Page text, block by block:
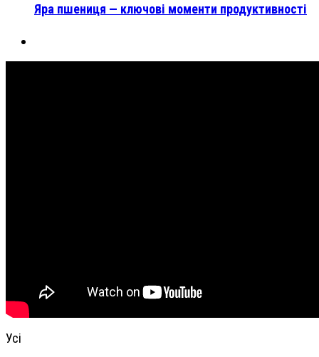
Яра пшениця — ключові моменти продуктивності
Усі